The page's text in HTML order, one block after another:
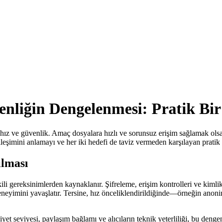
Dengelenmesi: Pratik
ve güvenlik. Amaç dosyalara hızlı ve sorunsuz erişim sağlamak
anlamayı ve her iki hedefi de taviz vermeden karşılayan
gereksinimlerden kaynaklanır. Şifreleme, erişim kontrolleri ve
yavaşlatır. Tersine, hız önceliklendirildiğinde—örneğin
seviyesi, paylaşım bağlamı ve alıcıların teknik yeterliliği, bu